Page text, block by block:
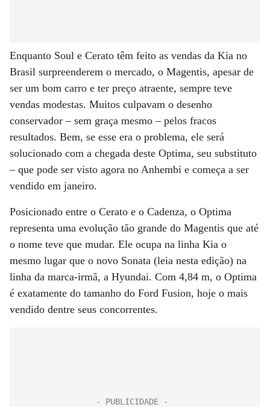
Enquanto Soul e Cerato têm feito as vendas da Kia no
Brasil surpreenderem o mercado, o Magentis, apesar de
ser um bom carro e ter preço atraente, sempre teve
vendas modestas. Muitos culpavam o desenho
conservador – sem graça mesmo – pelos fracos
resultados. Bem, se esse era o problema, ele será
solucionado com a chegada deste Optima, seu substituto
– que pode ser visto agora no Anhembi e começa a ser
vendido em janeiro.
Posicionado entre o Cerato e o Cadenza, o Optima
representa uma evolução tão grande do Magentis que até
o nome teve que mudar. Ele ocupa na linha Kia o
mesmo lugar que o novo Sonata (leia nesta edição) na
linha da marca-irmã, a Hyundai. Com 4,84 m, o Optima
é exatamente do tamanho do Ford Fusion, hoje o mais
vendido dentre seus concorrentes.